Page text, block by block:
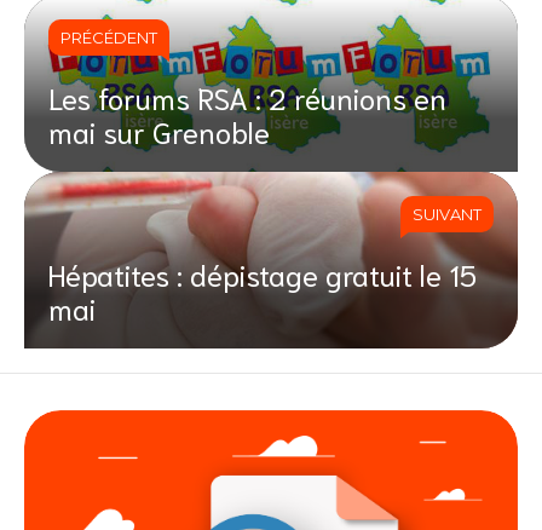
PRÉCÉDENT
Les forums RSA : 2 réunions en
mai sur Grenoble
SUIVANT
Hépatites : dépistage gratuit le 15
mai